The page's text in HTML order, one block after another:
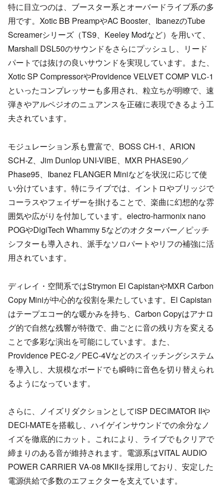
特に目立つのは、ブースター系とオーバードライブ系の多
用です。Xotic BB PreampやAC Booster、IbanezのTube
Screamerシリーズ（TS9、Keeley Modなど）を用いて、
Marshall DSL50のサウンドをさらにプッシュし、リード
パートでは抜けの良いサウンドを実現しています。また、
Xotic SP CompressorやProvidence VELVET COMP VLC-1
といったコンプレッサーも多用され、粒立ちが明瞭で、速
弾きやアルペジオのニュアンスを正確に表現できるよう工
夫されています。
モジュレーション系も豊富で、BOSS CH-1、ARION
SCH-Z、Jim Dunlop UNI-VIBE、MXR PHASE90／
Phase95、Ibanez FLANGER Miniなどを状況に応じて使
い分けています。特にライブでは、イントロやブリッジで
コーラスやフェイザーを掛けることで、楽曲に幻想的な雰
囲気や広がりを付加しています。electro-harmonix nano
POGやDigiTech Whammy 5などのオクターバー／ピッチ
シフターも導入され、派手なソロパートやリフの補強に活
用されています。
ディレイ・空間系ではStrymon El CapistanやMXR Carbon
Copy Miniが中心的な役割を果たしています。El Capistan
はテープエコー的な暖かみを持ち、Carbon Copyはアナロ
グ的で自然な残響が特徴で、曲ごとに音の残り方を変える
ことで多彩な演出を可能にしています。また、
Providence PEC-2／PEC-4Vなどのスイッチングシステム
を導入し、大規模なボードでも瞬時に音色を切り替えられ
るようになっています。
さらに、ノイズリダクションとしてiSP DECIMATOR IIや
DECI-MATEを搭載し、ハイゲインサウンドでの余分なノ
イズを徹底的にカット。これにより、ライブでもクリアで
締まりのある音が維持されます。電源系はVITAL AUDIO
POWER CARRIER VA-08 MKIIを採用しており、安定した
電源供給で多数のエフェクターを支えています。